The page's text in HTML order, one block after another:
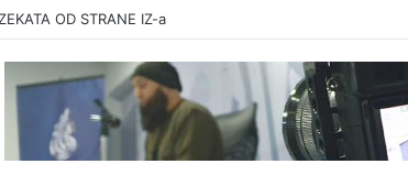
OD STRANE IZ-a